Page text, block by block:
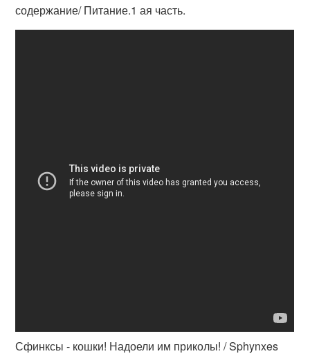
содержание/ Питание.1 ая часть.
Сфинксы - кошки! Надоели им приколы! / Sphynxes